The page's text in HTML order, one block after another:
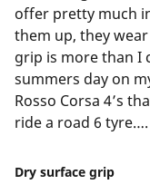
offer pretty much
them up, they
grip is more than I
summers day on
Rosso Corsa 4’s
ride a road 6
Dry surface grip